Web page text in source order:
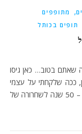
,
מתופפים
תופים בכותל
ככה שלקחתי על עצמי
לדבר אתכם על יום מיוחד אותו חגגנו לא מזמן – 50 שנה לשחרורה של